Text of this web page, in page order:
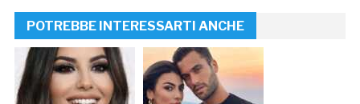
POTREBBE INTERESSARTI ANCHE